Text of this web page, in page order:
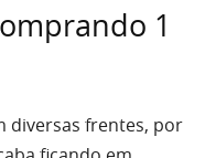
1
diversas frentes, por